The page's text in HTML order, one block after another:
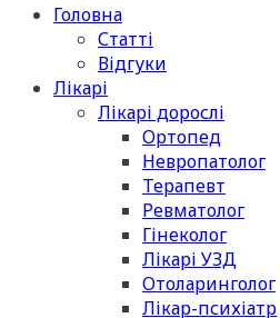
Головна
Статті
Відгуки
Лікарі
Лікарі дорослі
Ортопед
Невропатолог
Терапевт
Ревматолог
Гінеколог
Лікарі УЗД
Отоларинголог
Лікар-психіатр